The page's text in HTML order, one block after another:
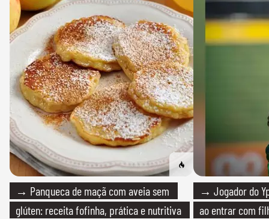
→ Panqueca de maçã com aveia sem
glúten: receita fofinha, prática e nutritiva
→ Jogador do
ao entrar com